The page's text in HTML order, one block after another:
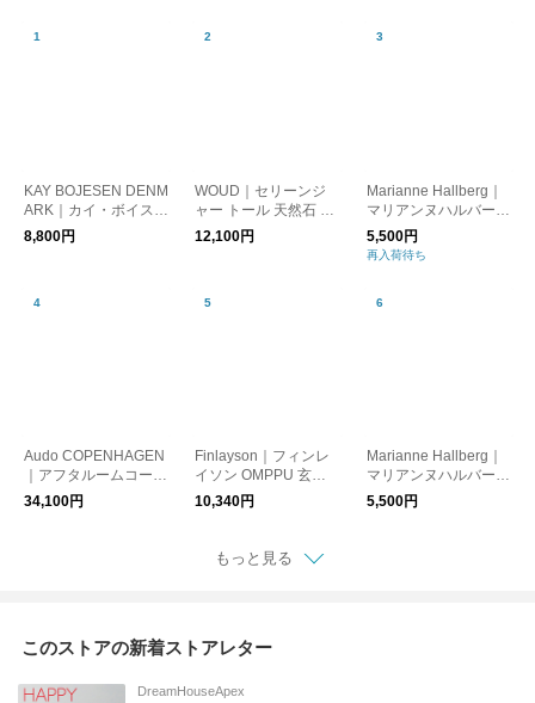
KAY BOJESEN DENM
ARK｜カイ・ボイスン
バード シルバーメタ
ル キーチェーン ナチ
8,800円
WOUD｜セリーンジ
ャー トール 天然石 小
物入れ オブジェ 置物
収納
12,100円
Marianne Hallberg｜
マリアンヌハルバーグ
チェックのカップ
5,500円
再入荷待ち
Audo COPENHAGEN
｜アフタルームコート
ハンガー Lサイズ ラー
ジ ブラック アフター
34,100円
Finlayson｜フィンレ
イソン OMPPU 玄関
マット 45×70 日本製
10,340円
Marianne Hallberg｜
マリアンヌハルバーグ
メッシュのカップ
5,500円
もっと見る
このストアの新着ストアレター
DreamHouseApex